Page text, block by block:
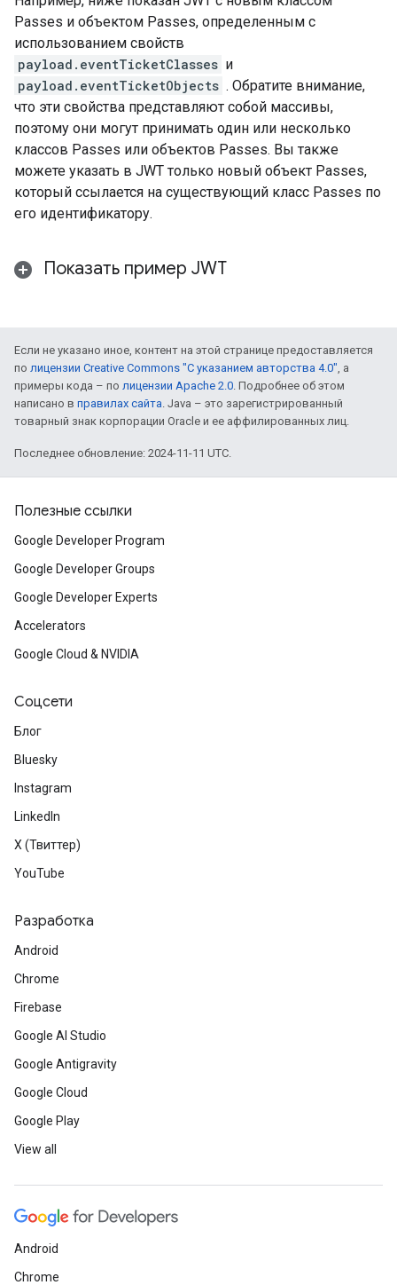
Passes и объектом Passes, определенным с
использованием свойств
payload.eventTicketClasses и
payload.eventTicketObjects . Обратите внимание,
что эти свойства представляют собой массивы,
поэтому они могут принимать один или несколько
классов Passes или объектов Passes. Вы также
можете указать в JWT только новый объект Passes,
который ссылается на существующий класс Passes по
его идентификатору.
Показать пример JWT
Если не указано иное, контент на этой странице предоставляется
по лицензии Creative Commons "С указанием авторства 4.0", а
примеры кода – по лицензии Apache 2.0. Подробнее об этом
написано в правилах сайта. Java – это зарегистрированный
товарный знак корпорации Oracle и ее аффилированных лиц.
Последнее обновление: 2024-11-11 UTC.
Полезные ссылки
Google Developer Program
Google Developer Groups
Google Developer Experts
Accelerators
Google Cloud & NVIDIA
Соцсети
Блог
Bluesky
Instagram
LinkedIn
X (Твиттер)
YouTube
Разработка
Android
Chrome
Firebase
Google AI Studio
Google Antigravity
Google Cloud
Google Play
View all
Android
Chrome